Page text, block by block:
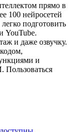
прямо в
100 нейросетей
подготовить
YouTube.
и даже озвучку.
и
Пользоваться